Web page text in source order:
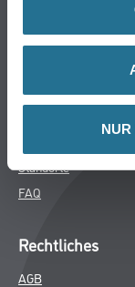
NUR
Winkler &
Services
Standorte
FAQ
Rechtliches
AGB